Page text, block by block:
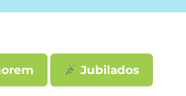
Jubilados